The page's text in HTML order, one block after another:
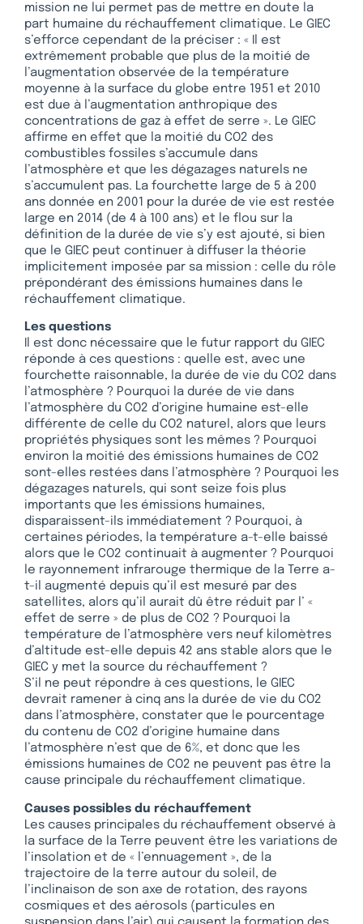
mission ne lui permet pas de mettre en doute la
part humaine du réchauffement climatique. Le GIEC
s’efforce cependant de la préciser : « Il est
extrêmement probable que plus de la moitié de
l’augmentation observée de la température
moyenne à la surface du globe entre 1951 et 2010
est due à l’augmentation anthropique des
concentrations de gaz à effet de serre ». Le GIEC
affirme en effet que la moitié du CO2 des
combustibles fossiles s’accumule dans
l’atmosphère et que les dégazages naturels ne
s’accumulent pas. La fourchette large de 5 à 200
ans donnée en 2001 pour la durée de vie est restée
large en 2014 (de 4 à 100 ans) et le flou sur la
définition de la durée de vie s’y est ajouté, si bien
que le GIEC peut continuer à diffuser la théorie
implicitement imposée par sa mission : celle du rôle
prépondérant des émissions humaines dans le
réchauffement climatique.
Les questions
Il est donc nécessaire que le futur rapport du GIEC
réponde à ces questions : quelle est, avec une
fourchette raisonnable, la durée de vie du CO2 dans
l’atmosphère ? Pourquoi la durée de vie dans
l’atmosphère du CO2 d’origine humaine est-elle
différente de celle du CO2 naturel, alors que leurs
propriétés physiques sont les mêmes ? Pourquoi
environ la moitié des émissions humaines de CO2
sont-elles restées dans l’atmosphère ? Pourquoi les
dégazages naturels, qui sont seize fois plus
importants que les émissions humaines,
disparaissent-ils immédiatement ? Pourquoi, à
certaines périodes, la température a-t-elle baissé
alors que le CO2 continuait à augmenter ? Pourquoi
le rayonnement infrarouge thermique de la Terre a-
t-il augmenté depuis qu’il est mesuré par des
satellites, alors qu’il aurait dû être réduit par l’ «
effet de serre » de plus de CO2 ? Pourquoi la
température de l’atmosphère vers neuf kilomètres
d’altitude est-elle depuis 42 ans stable alors que le
GIEC y met la source du réchauffement ?
S’il ne peut répondre à ces questions, le GIEC
devrait ramener à cinq ans la durée de vie du CO2
dans l’atmosphère, constater que le pourcentage
du contenu de CO2 d’origine humaine dans
l’atmosphère n’est que de 6%, et donc que les
émissions humaines de CO2 ne peuvent pas être la
cause principale du réchauffement climatique.
Causes possibles du réchauffement
Les causes principales du réchauffement observé à
la surface de la Terre peuvent être les variations de
l’insolation et de « l’ennuagement », de la
trajectoire de la terre autour du soleil, de
l’inclinaison de son axe de rotation, des rayons
cosmiques et des aérosols (particules en